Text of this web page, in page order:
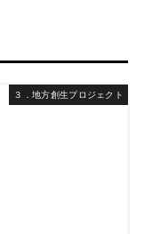
３．地方創生プロジェクト